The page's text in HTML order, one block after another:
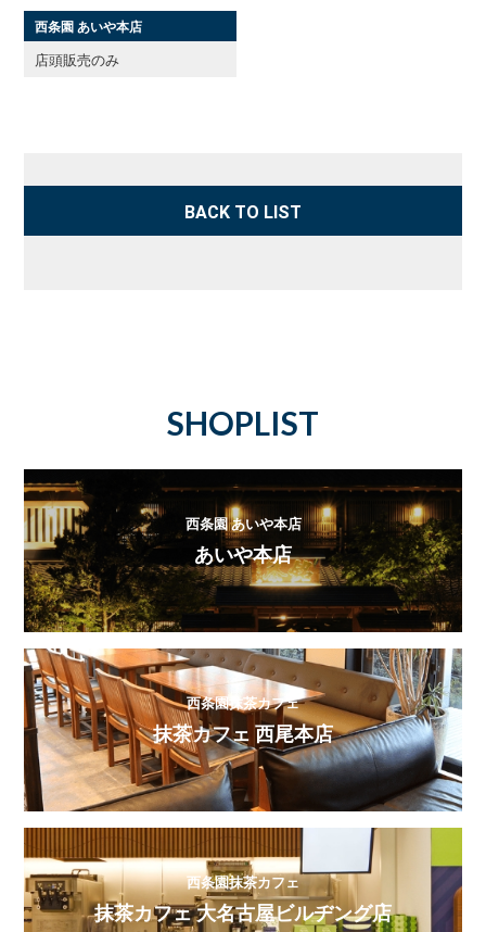
西条園 あいや本店
店頭販売のみ
BACK TO LIST
SHOPLIST
西条園 あいや本店
あいや本店
西条園抹茶カフェ
抹茶カフェ 西尾本店
西条園抹茶カフェ
抹茶カフェ 大名古屋ビルヂング店